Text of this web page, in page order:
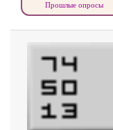
Прошлые опросы